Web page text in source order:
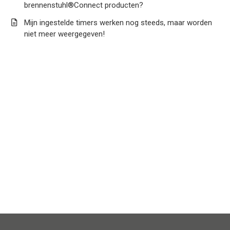
brennenstuhl®Connect producten?
Mijn ingestelde timers werken nog steeds, maar worden
niet meer weergegeven!